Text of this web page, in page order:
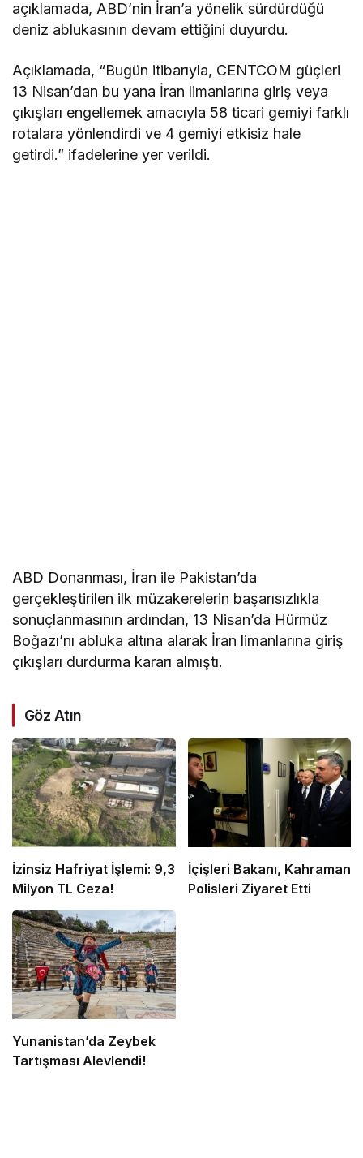
açıklamada, ABD’nin İran’a yönelik sürdürdüğü
deniz ablukasının devam ettiğini duyurdu.
Açıklamada, “Bugün itibarıyla, CENTCOM güçleri
13 Nisan’dan bu yana İran limanlarına giriş veya
çıkışları engellemek amacıyla 58 ticari gemiyi farklı
rotalara yönlendirdi ve 4 gemiyi etkisiz hale
getirdi.” ifadelerine yer verildi.
ABD Donanması, İran ile Pakistan’da
gerçekleştirilen ilk müzakerelerin başarısızlıkla
sonuçlanmasının ardından, 13 Nisan’da Hürmüz
Boğazı’nı abluka altına alarak İran limanlarına giriş
çıkışları durdurma kararı almıştı.
Göz Atın
İzinsiz Hafriyat İşlemi: 9,3
Milyon TL Ceza!
İçişleri Bakanı, Kahraman
Polisleri Ziyaret Etti
Yunanistan’da Zeybek
Tartışması Alevlendi!